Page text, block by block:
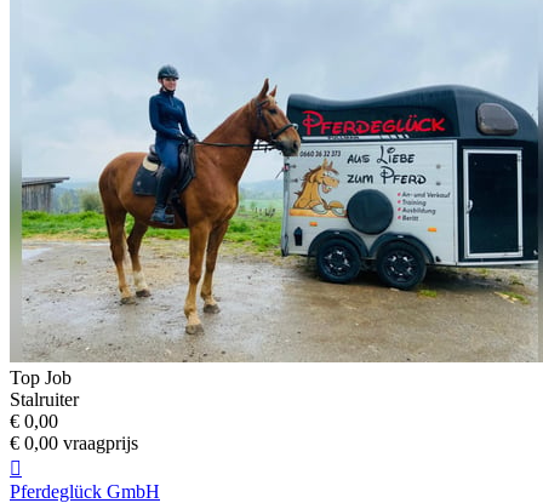
Top Job
Stalruiter
€ 0,00
€ 0,00 vraagprijs

Pferdeglück GmbH